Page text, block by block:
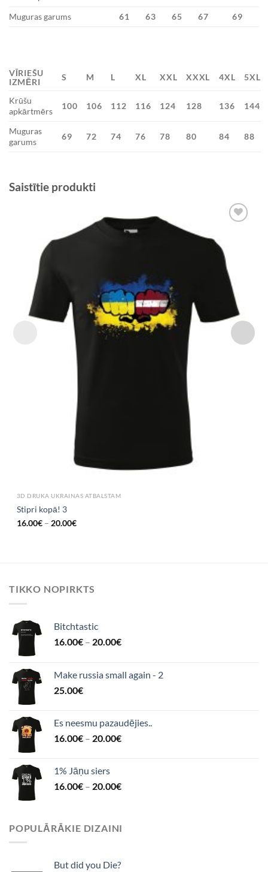
Muguras garums
61 63 65 67 69
VĪRIEŠU
IZMĒRI
S M L XL XXL XXXL 4XL 5XL
Krūšu
apkārtmērs
100 106 112 116 124 128 136 144
Muguras
garums
69 72 74 76 78 80 84 88
Saistītie produkti
Add to
Wishlist
3D DRUKA UKRAINAS ATBALSTAM
Stipri kopā! 3
16.00€– 20.00€
TIKKO NOPIRKTS
Bitchtastic
16.00€ – 20.00€
Make russia small again - 2
25.00€
Es neesmu pazaudējies..
16.00€ – 20.00€
1% Jāņu siers
16.00€ – 20.00€
POPULĀRĀKIE DIZAINI
But did you Die?